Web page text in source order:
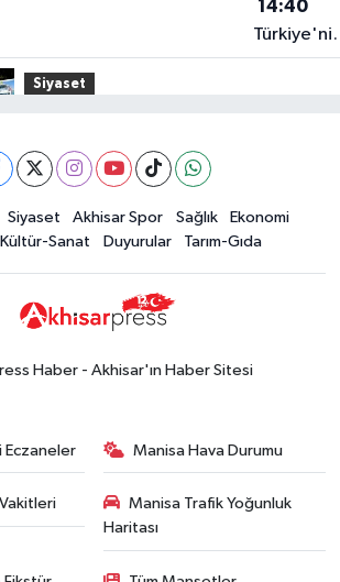
14:40
En İyi
Siyaset
yaşadı
Yerel Haber
19:00Kadın ve Çocuk Giyimde Yeni
Dönem: Minik Terzi’den Anne-
Çocuk Stilini Tamamlayan
Koleksiyonlar
Güncel
18:57Akhisar'da Atatürk
Duyurular
ilgilendiriyor! Cuma günü elektrik
Siyaset Akhisar Spor Sağlık
Ekonomi
Kültür-Sanat Duyurular Tarım-Gıda
Haber - Akhisar'ın Haber Sitesi
Eczaneler Manisa Hava Durumu
Manisa Trafik Yoğunluk
Haritası